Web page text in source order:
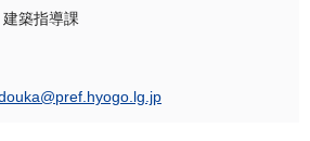
築指導課